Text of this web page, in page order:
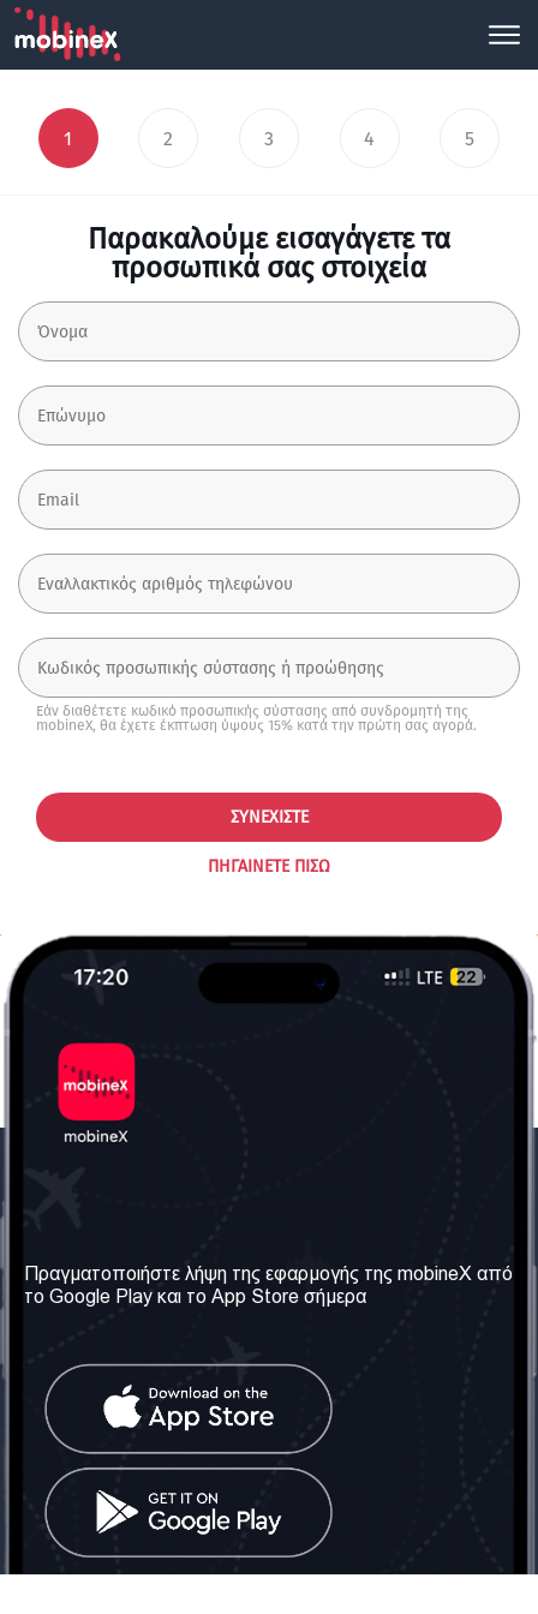
1 2 3 4 5
Παρακαλούμε εισαγάγετε τα
προσωπικά σας στοιχεία
Εάν διαθέτετε κωδικό προσωπικής σύστασης από συνδρομητή της
mobineX, θα έχετε έκπτωση ύψους 15% κατά την πρώτη σας αγορά.
ΠΗΓΑΊΝΕΤΕ ΠΊΣΩ
ΣΥΝΕΧΊΣΤΕ
Σχετικά με εμάς
Οι Υπηρεσίες μας
Όροι & Προϋποθέσεις
Πολιτική Απορρήτου
Επικοινωνήστε μαζί μας
Ηνωμένο Βασίλειο: Λονδίνο
Τηλ: +442030340050
info@mobinex.com
Επικοινωνήστε μαζί μας
Κοινωνικά Δίκτυα
Πραγματοποιήστε λήψη της εφαρμογής της mobineX από
το Google Play και το App Store σήμερα